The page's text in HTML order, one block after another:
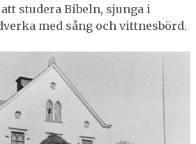
studera Bibeln, sjunga i
med sång och vittnesbörd.